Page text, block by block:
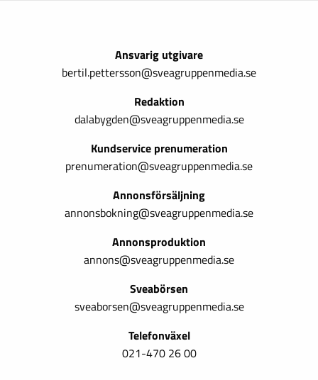
Ansvarig utgivare
bertil.pettersson@sveagruppenmedia.se
Redaktion
dalabygden@sveagruppenmedia.se
Kundservice prenumeration
prenumeration@sveagruppenmedia.se
Annonsförsäljning
annonsbokning@sveagruppenmedia.se
Annonsproduktion
annons@sveagruppenmedia.se
Sveabörsen
sveaborsen@sveagruppenmedia.se
Telefonväxel
021-470 26 00